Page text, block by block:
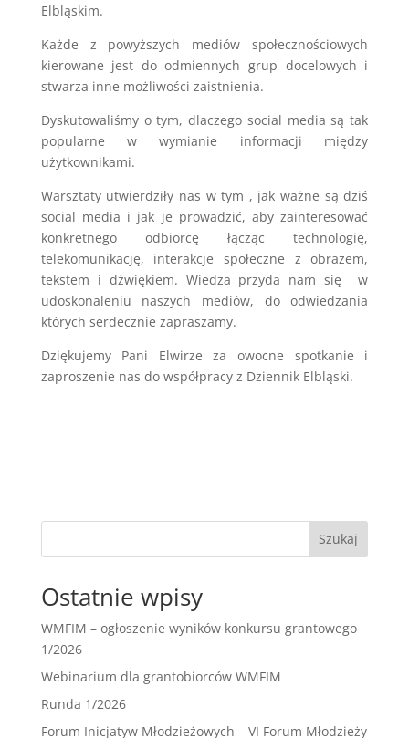
Elbląskim.
Każde z powyższych mediów społecznościowych
kierowane jest do odmiennych grup docelowych i
stwarza inne możliwości zaistnienia.
Dyskutowaliśmy o tym, dlaczego social media są tak
popularne w wymianie informacji między
użytkownikami.
Warsztaty utwierdziły nas w tym , jak ważne są dziś
social media i jak je prowadzić, aby zainteresować
konkretnego odbiorcę łącząc technologię,
telekomunikację, interakcje społeczne z obrazem,
tekstem i dźwiękiem. Wiedza przyda nam się w
udoskonaleniu naszych mediów, do odwiedzania
których serdecznie zapraszamy.
Dziękujemy Pani Elwirze za owocne spotkanie i
zaproszenie nas do współpracy z Dziennik Elbląski.
Szukaj
Ostatnie wpisy
WMFIM – ogłoszenie wyników konkursu grantowego
1/2026
Webinarium dla grantobiorców WMFIM
Runda 1/2026
Forum Inicjatyw Młodzieżowych – VI Forum Młodzieży